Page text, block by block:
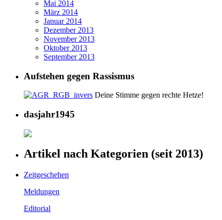
Mai 2014
März 2014
Januar 2014
Dezember 2013
November 2013
Oktober 2013
September 2013
Aufstehen gegen Rassismus
Deine Stimme gegen rechte Hetze!
dasjahr1945
Artikel nach Kategorien (seit 2013)
Zeitgeschehen
Meldungen
Editorial